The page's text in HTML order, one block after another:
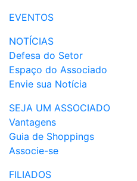
EVENTOS
NOTÍCIAS
Defesa do Setor
Espaço do Associado
Envie sua Notícia
SEJA UM ASSOCIADO
Vantagens
Guia de Shoppings
Associe-se
FILIADOS